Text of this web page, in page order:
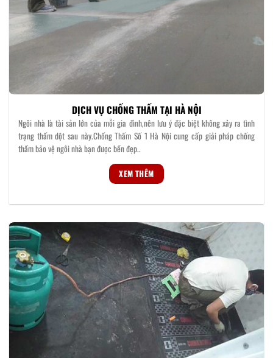
DỊCH VỤ CHỐNG THẤM TẠI HÀ NỘI
Ngôi nhà là tài sản lớn của mỗi gia đình,nên lưu ý đặc biệt không xảy ra tình
trạng thấm dột sau này.Chống Thấm Số 1 Hà Nội cung cấp giải pháp chống
thấm bảo vệ ngôi nhà bạn được bền đẹp..
XEM THÊM